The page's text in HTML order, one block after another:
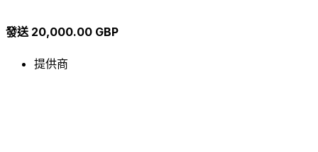
發送 20,000.00 GBP
提供商